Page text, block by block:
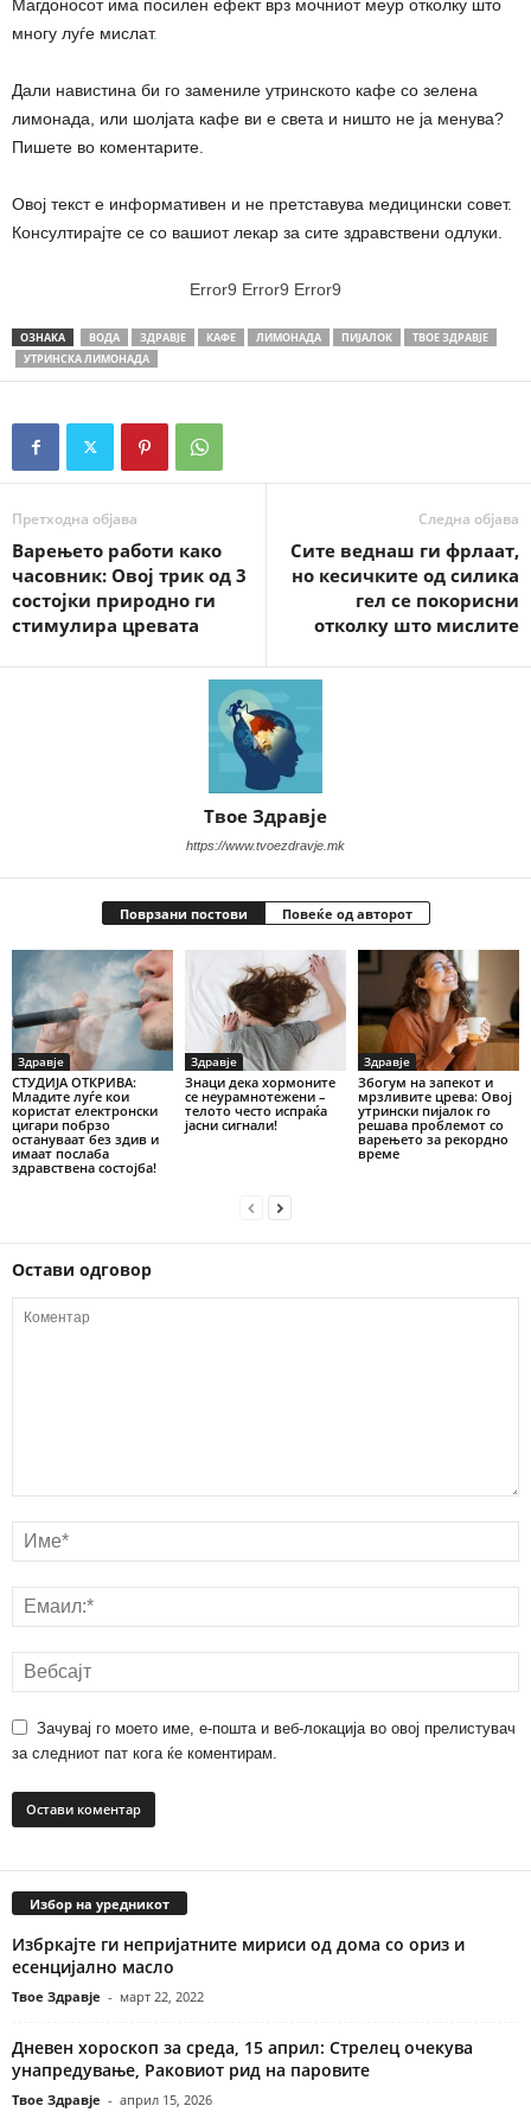
Магдоносот има посилен ефект врз мочниот меур отколку што
многу луѓе мислат.
Дали навистина би го замениле утринското кафе со зелена
лимонада, или шолјата кафе ви е света и ништо не ја менува?
Пишете во коментарите.
Овој текст е информативен и не претставува медицински совет.
Консултирајте се со вашиот лекар за сите здравствени одлуки.
Error9 Error9 Error9
ОЗНАКА ВОДА ЗДРАВЈЕ КАФЕ ЛИМОНАДА ПИЈАЛОК
ТВОЕ ЗДРАВЈЕ
УТРИНСКА ЛИМОНАДА
Претходна објава
Варењето работи како
часовник: Овој трик од 3
состојки природно ги
стимулира цревата
Следна објава
Сите веднаш ги фрлаат,
но кесичките од силика
гел се покорисни
отколку што мислите
Твое Здравје
https://www.tvoezdravje.mk
Поврзани постови Повеќе од авторот
Здравје
СТУДИЈА ОТКРИВА:
Младите луѓе кои
користат електронски
цигари побрзо
остануваат без здив и
имаат послаба
здравствена состојба!
Здравје
Знаци дека хормоните
се неурамнотежени –
телото често испраќа
јасни сигнали!
Здравје
Збогум на запекот и
мрзливите црева: Овој
утрински пијалок го
решава проблемот со
варењето за рекордно
време
Остави одговор
Зачувај го моето име, е-пошта и веб-локација во овој прелистувач
за следниот пат кога ќе коментирам.
Избор на уредникот
Избркајте ги непријатните мириси од дома со ориз и
есенцијално масло
Твое Здравје - март 22, 2022
Дневен хороскоп за среда, 15 април: Стрелец очекува
унапредување, Раковиот рид на паровите
Твое Здравје - април 15, 2026